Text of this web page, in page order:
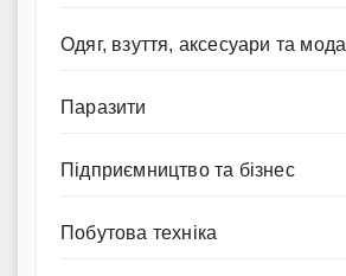
Одяг, взуття, аксесуари та мода
Паразити
Підприємництво та бізнес
Побутова техніка